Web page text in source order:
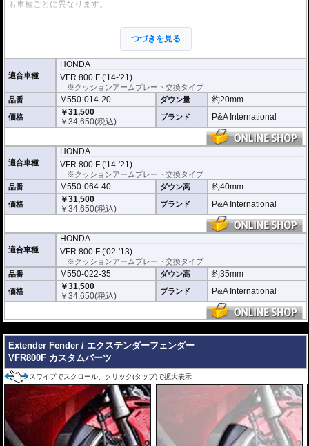
も車種ごとに異なります。
お勧めいたします。(ショートサイドスタンドはお客様にてご用意ください。)
※ダウンする高さによっては、センタースタンドが使用できない、または、取
り外さなくてはいけない場合があります。
※写真は同系ローダウンパーツの代表写真です。実際の商品とは異なる場合が
あります。
※フロントフォークの突き出し量を合わせて調整することをお勧めします。(調
整可能な車種の場合。推奨調整値はマニュアルに記載)
※安全に関する重要なパーツの為、プロショップによる取付を行ってくださ
い。個人でお取付の場合、弊社ではいかなる事象においてその責を負うことが
できません。
つづきを見る
適合車種
HONDA
VFR 800 F ('14-'21)
※クッションアームプレート交換タイプ
品番
M550-014-20 ダウン量 約20mm
価格
￥31,500
￥34,650(税込) ブランド P&A International
適合車種
HONDA
VFR 800 F ('14-'21)
※クッションアームプレート交換タイプ
品番
M550-064-40 ダウン高 約40mm
価格
￥31,500
￥34,650(税込) ブランド P&A International
適合車種
HONDA
VFR 800 F ('02-'13)
※クッションアームプレート交換タイプ
品番
M550-022-35 ダウン高 約35mm
価格
￥31,500
￥34,650(税込) ブランド P&A International
Extender Fender / エクステンダーフェンダー
VFR800F カスタムパーツ
スワイプでスクロール、クリック(タップ)で拡大表示